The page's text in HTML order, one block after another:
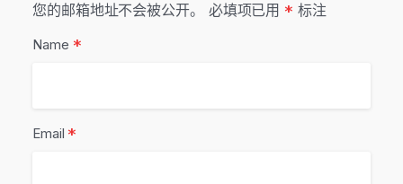
您的邮箱地址不会被公开。 必填项已用 * 标注
Name *
Email *